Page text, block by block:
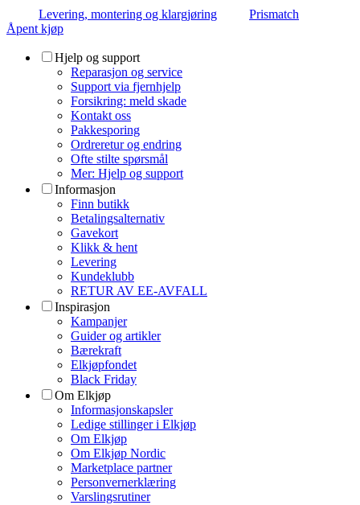
Levering, montering og klargjøring
Prismatch
Åpent kjøp
Hjelp og support
Reparasjon og service
Support via fjernhjelp
Forsikring: meld skade
Kontakt oss
Pakkesporing
Ordreretur og endring
Ofte stilte spørsmål
Mer: Hjelp og support
Informasjon
Finn butikk
Betalingsalternativ
Gavekort
Klikk & hent
Levering
Kundeklubb
RETUR AV EE-AVFALL
Inspirasjon
Kampanjer
Guider og artikler
Bærekraft
Elkjøpfondet
Black Friday
Om Elkjøp
Informasjonskapsler
Ledige stillinger i Elkjøp
Om Elkjøp
Om Elkjøp Nordic
Marketplace partner
Personvernerklæring
Varslingsrutiner